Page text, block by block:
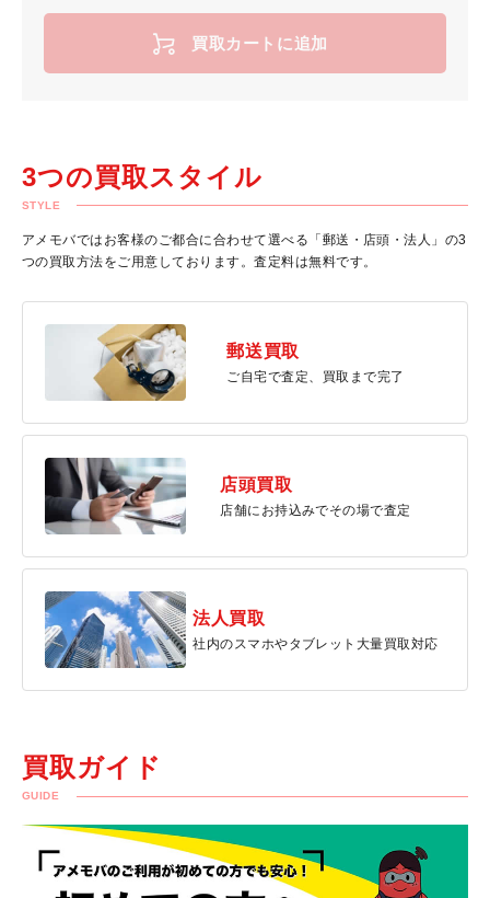
買取カートに追加
3つの買取スタイル
STYLE
アメモバではお客様のご都合に合わせて選べる「郵送・店頭・法人」の3
つの買取方法をご用意しております。査定料は無料です。
郵送買取
ご自宅で査定、買取まで完了
店頭買取
店舗にお持込みでその場で査定
法人買取
社内のスマホやタブレット大量買取対応
買取ガイド
GUIDE